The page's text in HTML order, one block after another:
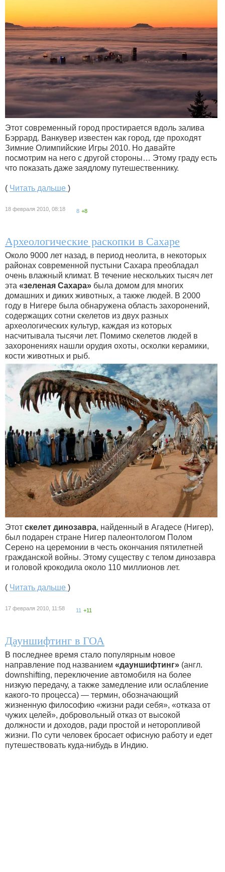
Этот современный город простирается вдоль залива
Бэррард. Ванкувер известен как город, где проходят
Зимние Олимпийские Игры 2010. Но давайте
посмотрим на него с другой стороны… Этому граду есть
что показать даже заядлому путешественнику.
( Читать дальше )
18 февраля 2010, 08:18 8 +8
Археологические раскопки в Сахаре
Около 9000 лет назад, в период неолита, в некоторых
районах современной пустыни Сахара преобладал
очень влажный климат. В течение нескольких тысяч лет
эта «зеленая Сахара» была домом для многих
домашних и диких животных, а также людей. В 2000
году в Нигере была обнаружена область захоронений,
содержащих сотни скелетов из двух разных
археологических культур, каждая из которых
насчитывала тысячи лет. Помимо скелетов людей в
захоронениях нашли орудия охоты, осколки керамики,
кости животных и рыб.
Этот скелет динозавра, найденный в Агадесе (Нигер),
был подарен стране Нигер палеонтологом Полом
Серено на церемонии в честь окончания пятилетней
гражданской войны. Этому существу с телом динозавра
и головой крокодила около 110 миллионов лет.
( Читать дальше )
17 февраля 2010, 11:58 11 +11
Дауншифтинг в ГОА
В последнее время стало популярным новое
направление под названием «дауншифтинг» (англ.
downshifting, переключение автомобиля на более
низкую передачу, а также замедление или ослабление
какого-то процесса) — термин, обозначающий
жизненную философию «жизни ради себя», «отказа от
чужих целей», добровольный отказ от высокой
должности и доходов, ради простой и неторопливой
жизни. По сути человек бросает офисную работу и едет
путешествовать куда-нибудь в Индию.